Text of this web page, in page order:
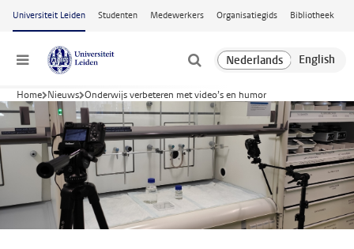
Ga naar hoofdinhoud
Universiteit Leiden Studenten Medewerkers Organisatiegids Bibliotheek
Menu
Home Nieuws Onderwijs verbeteren met video’s en humor